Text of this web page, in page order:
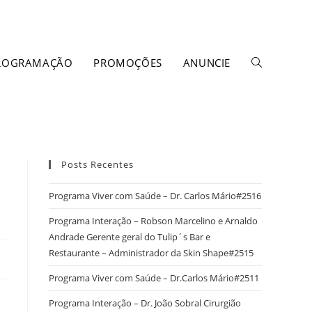
PROMOÇÕES ANUNCIE
Posts Recentes
Programa Viver com Saúde – Dr. Carlos Mário#2516
Programa Interação – Robson Marcelino e Arnaldo
Andrade Gerente geral do Tulip´s Bar e
Restaurante – Administrador da Skin Shape#2515
Programa Viver com Saúde – Dr.Carlos Mário#2511
Programa Interação – Dr. João Sobral Cirurgião